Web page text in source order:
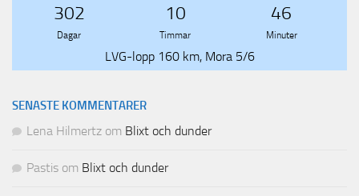
302
Dagar
10
Timmar
46
Minuter
LVG-lopp 160 km, Mora 5/6
SENASTE KOMMENTARER
Lena Hilmertz om Blixt och dunder
Pastis om Blixt och dunder